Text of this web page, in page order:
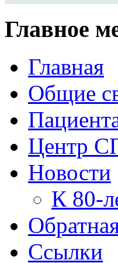
Главное
Главная
Общие
Центр
Новости
К 80-
Ссылки